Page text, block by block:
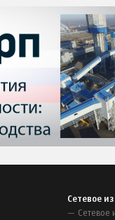
Сетевое
Сетевое